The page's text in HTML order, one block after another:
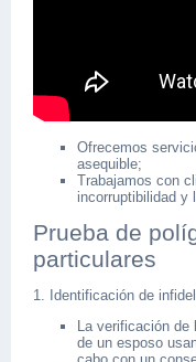
Ofrecemos
asequible;
Trabajamos con
incorruptibilidad y
Prueba de
particulares
1. Identificación de
La verificación de
de un esposo